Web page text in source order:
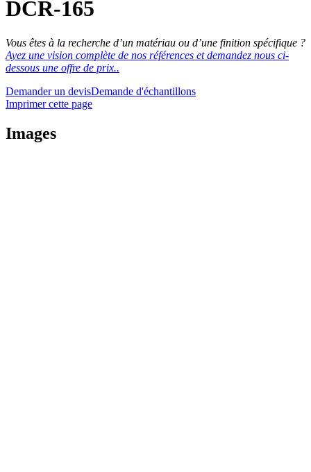
DCR-165
Vous êtes à la recherche d’un matériau ou d’une finition spécifique ?
Ayez une vision complète de nos références et demandez nous ci-
dessous une offre de prix..
Demander un devisDemande d'échantillons
Imprimer cette page
Images